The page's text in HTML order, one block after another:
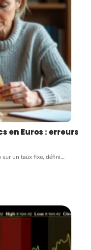
en Euros : erreurs
sur un taux fixe, défini…